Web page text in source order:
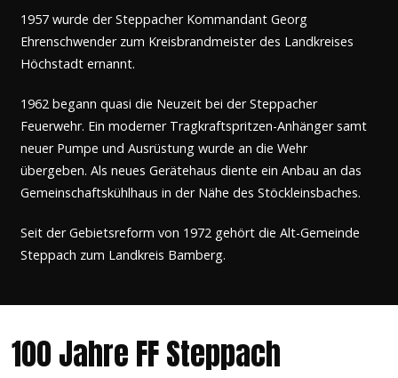
1957 wurde der Steppacher Kommandant Georg
Ehrenschwender zum Kreisbrandmeister des Landkreises
Höchstadt ernannt.
1962 begann quasi die Neuzeit bei der Steppacher
Feuerwehr. Ein moderner Tragkraftspritzen-Anhänger samt
neuer Pumpe und Ausrüstung wurde an die Wehr
übergeben. Als neues Gerätehaus diente ein Anbau an das
Gemeinschaftskühlhaus in der Nähe des Stöckleinsbaches.
Seit der Gebietsreform von 1972 gehört die Alt-Gemeinde
Steppach zum Landkreis Bamberg.
100 Jahre FF Steppach